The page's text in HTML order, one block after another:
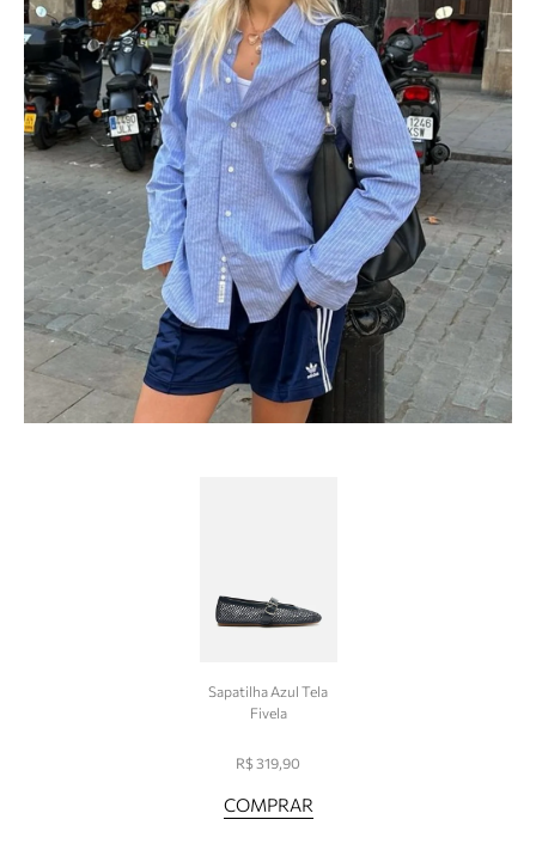
Sapatilha Azul Tela
Fivela
R$ 319,90
COMPRAR